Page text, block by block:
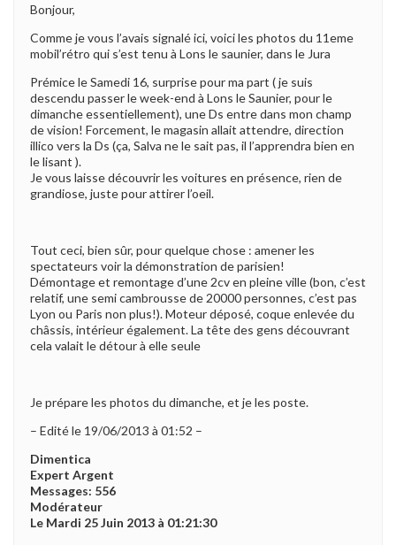
Bonjour,
Comme je vous l’avais signalé ici, voici les photos du 11eme
mobil’rétro qui s’est tenu à Lons le saunier, dans le Jura
Prémice le Samedi 16, surprise pour ma part ( je suis
descendu passer le week-end à Lons le Saunier, pour le
dimanche essentiellement), une Ds entre dans mon champ
de vision! Forcement, le magasin allait attendre, direction
illico vers la Ds (ça, Salva ne le sait pas, il l’apprendra bien en
le lisant ).
Je vous laisse découvrir les voitures en présence, rien de
grandiose, juste pour attirer l’oeil.
Tout ceci, bien sûr, pour quelque chose : amener les
spectateurs voir la démonstration de parisien!
Démontage et remontage d’une 2cv en pleine ville (bon, c’est
relatif, une semi cambrousse de 20000 personnes, c’est pas
Lyon ou Paris non plus!). Moteur déposé, coque enlevée du
châssis, intérieur également. La tête des gens découvrant
cela valait le détour à elle seule
Je prépare les photos du dimanche, et je les poste.
– Edité le 19/06/2013 à 01:52 –
Dimentica
Expert Argent
Messages: 556
Modérateur
Le Mardi 25 Juin 2013 à 01:21:30